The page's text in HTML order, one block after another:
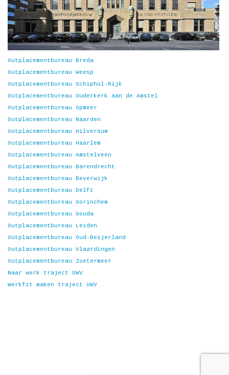
Outplacementbureau Breda
Outplacementbureau Weesp
Outplacementbureau Schiphol-Rijk
Outplacementbureau Ouderkerk aan de Amstel
Outplacementbureau Opmeer
Outplacementbureau Naarden
Outplacementbureau Hilversum
Outplacementbureau Haarlem
Outplacementbureau Amstelveen
Outplacementbureau Barendrecht
Outplacementbureau Beverwijk
Outplacementbureau Delft
Outplacementbureau Gorinchem
Outplacementbureau Gouda
Outplacementbureau Leiden
Outplacementbureau Oud-Beijerland
Outplacementbureau Vlaardingen
Outplacementbureau Zoetermeer
Naar werk traject UWV
Werkfit maken traject UWV